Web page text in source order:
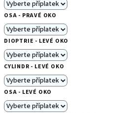
OSA - PRAVÉ OKO
DIOPTRIE - LEVÉ OKO
CYLINDR - LEVÉ OKO
OSA - LEVÉ OKO